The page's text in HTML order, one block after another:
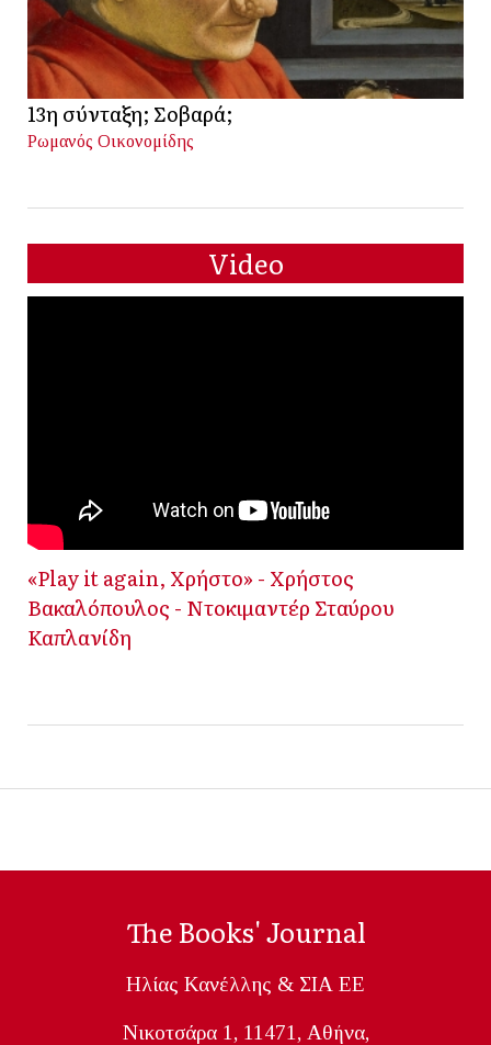
13η σύνταξη; Σοβαρά;
Ρωμανός Οικονομίδης
Video
«Play it again, Χρήστο» - Χρήστος
Βακαλόπουλος - Ντοκιμαντέρ Σταύρου
Καπλανίδη
The Books' Journal
Ηλίας Κανέλλης & ΣΙΑ ΕΕ
Nικοτσάρα 1, 11471, Aθήνα,